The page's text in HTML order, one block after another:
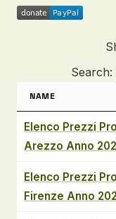
Search:
NAME
Elenco Prezzi
Arezzo Anno
Elenco Prezzi
Firenze Anno